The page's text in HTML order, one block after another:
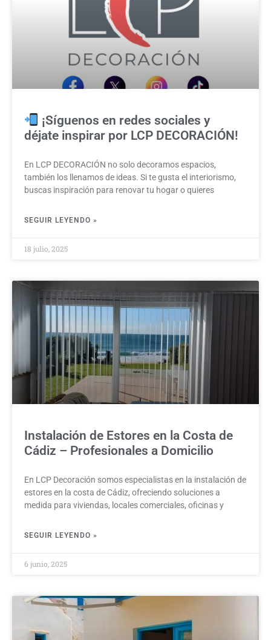
¡Síguenos en redes sociales y
déjate inspirar por LCP DECORACIÓN!
En LCP DECORACIÓN no solo decoramos espacios,
también los llenamos de ideas. Si te gusta el interiorismo,
buscas inspiración para renovar tu hogar o quieres
SEGUIR LEYENDO »
18 julio, 2025
Instalación de Estores en la Costa de
Cádiz – Profesionales a Domicilio
En LCP Decoración somos especialistas en la instalación de
estores en la costa de Cádiz, ofreciendo soluciones a
medida para viviendas, locales comerciales, oficinas y
SEGUIR LEYENDO »
6 junio, 2025